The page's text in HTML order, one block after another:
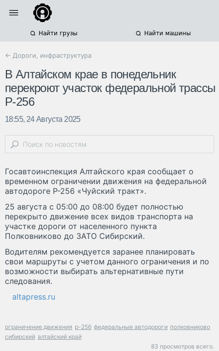
Найти грузы Найти машины
← Дороги, инфраструктура
В Алтайском крае в понедельник
перекроют участок федеральной трассы
Р-256
18:55, 24 Августа 2025
Госавтоинспекция Алтайского края сообщает о
временном ограничении движения на федеральной
автодороге Р-256 «Чуйский тракт».
25 августа с 05:00 до 08:00 будет полностью
перекрыто движение всех видов транспорта на
участке дороги от населенного пункта
Полковниково до ЗАТО Сибирский.
Водителям рекомендуется заранее планировать
свои маршруты с учетом данного ограничения и по
возможности выбирать альтернативные пути
следования.
altapress.ru
ограничение движения р-256 федеральные автодороги полковниково
сибирский алтайский край
83 просмотров всего.